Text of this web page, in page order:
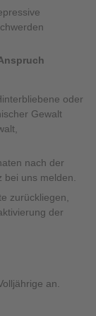
oder
Gewalt
nach der
uns melden.
zurückliegen,
der
an.